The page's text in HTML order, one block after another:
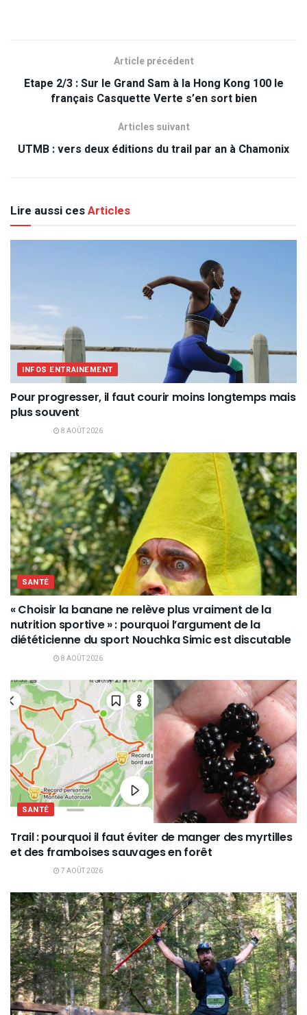
Article précédent
Etape 2/3 : Sur le Grand Sam à la Hong Kong 100 le
français Casquette Verte s’en sort bien
Articles suivant
UTMB : vers deux éditions du trail par an à Chamonix
Lire aussi cesArticles
INFOS ENTRAINEMENT
Pour progresser, il faut courir moins longtemps mais
plus souvent
8 AOÛT 2026
SANTÉ
« Choisir la banane ne relève plus vraiment de la
nutrition sportive » : pourquoi l’argument de la
diététicienne du sport Nouchka Simic est discutable
8 AOÛT 2026
SANTÉ
Trail : pourquoi il faut éviter de manger des myrtilles
et des framboises sauvages en forêt
7 AOÛT 2026